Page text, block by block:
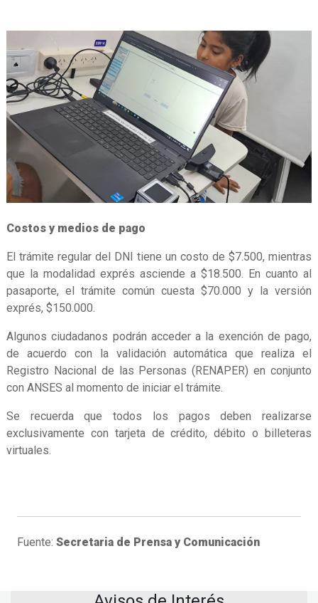
Costos y medios de pago
El trámite regular del DNI tiene un costo de $7.500, mientras
que la modalidad exprés asciende a $18.500. En cuanto al
pasaporte, el trámite común cuesta $70.000 y la versión
exprés, $150.000.
Algunos ciudadanos podrán acceder a la exención de pago,
de acuerdo con la validación automática que realiza el
Registro Nacional de las Personas (RENAPER) en conjunto
con ANSES al momento de iniciar el trámite.
Se recuerda que todos los pagos deben realizarse
exclusivamente con tarjeta de crédito, débito o billeteras
virtuales.
Fuente: Secretaria de Prensa y Comunicación